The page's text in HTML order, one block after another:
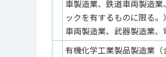
車製造業、鉄道車両製造
ックを有するものに限る
車両製造業、武器製造業
有機化学工業製品製造業